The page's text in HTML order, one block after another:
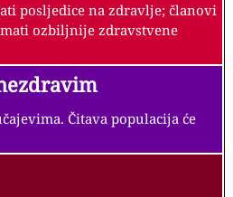
posljedice na zdravlje; članovi
ozbiljnije zdravstvene
Čitava populacija će